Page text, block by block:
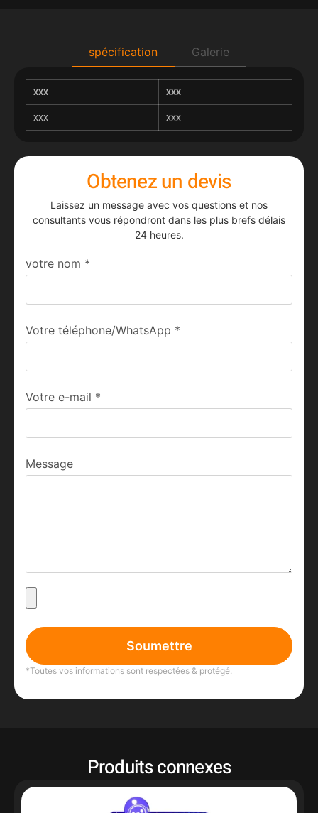
spécification Galerie
xxx xxx
xxx xxx
Obtenez un devis
Laissez un message avec vos questions et nos
consultants vous répondront dans les plus brefs délais
24 heures.
votre nom *
Votre téléphone/WhatsApp *
Votre e-mail *
Message
Soumettre
*Toutes vos informations sont respectées & protégé.
Produits connexes